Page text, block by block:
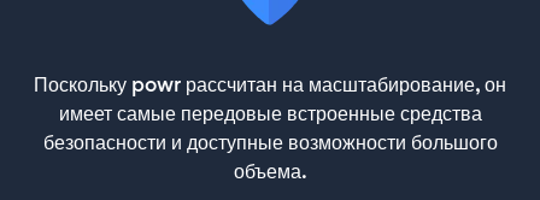
Поскольку powr рассчитан на масштабирование, он
имеет самые передовые встроенные средства
безопасности и доступные возможности большого
объема.